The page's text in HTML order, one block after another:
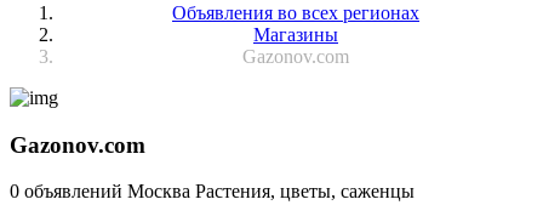
Объявления во всех регионах
Магазины
Gazonov.com
Gazonov.com
0 объявлений Москва Растения, цветы, саженцы